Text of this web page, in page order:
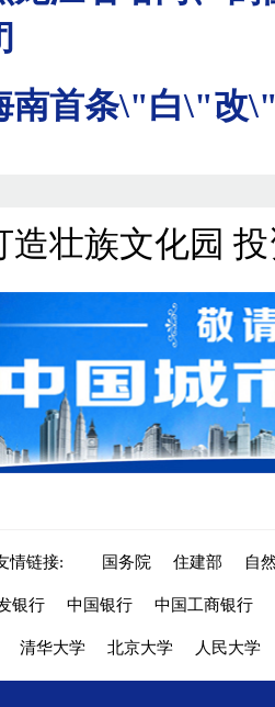
首条\"白\"改\"
造壮族文化园
情链接: 国务院 住建部 自
银行 中国银行 中国工商银行
清华大学 北京大学 人民大学